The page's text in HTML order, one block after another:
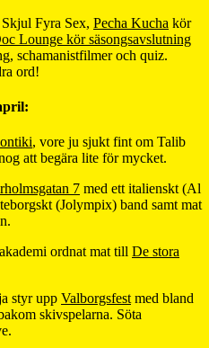
Fyra Sex, Pecha Kucha kör
Lounge kör säsongsavslutning
schamanistfilmer och quiz.
ord!
, vore ju sjukt fint om Talib
att begära lite för mycket.
7 med ett italienskt (Al
(Jolympix) band samt mat
ordnat mat till De stora
styr upp Valborgsfest med bland
skivspelarna. Söta